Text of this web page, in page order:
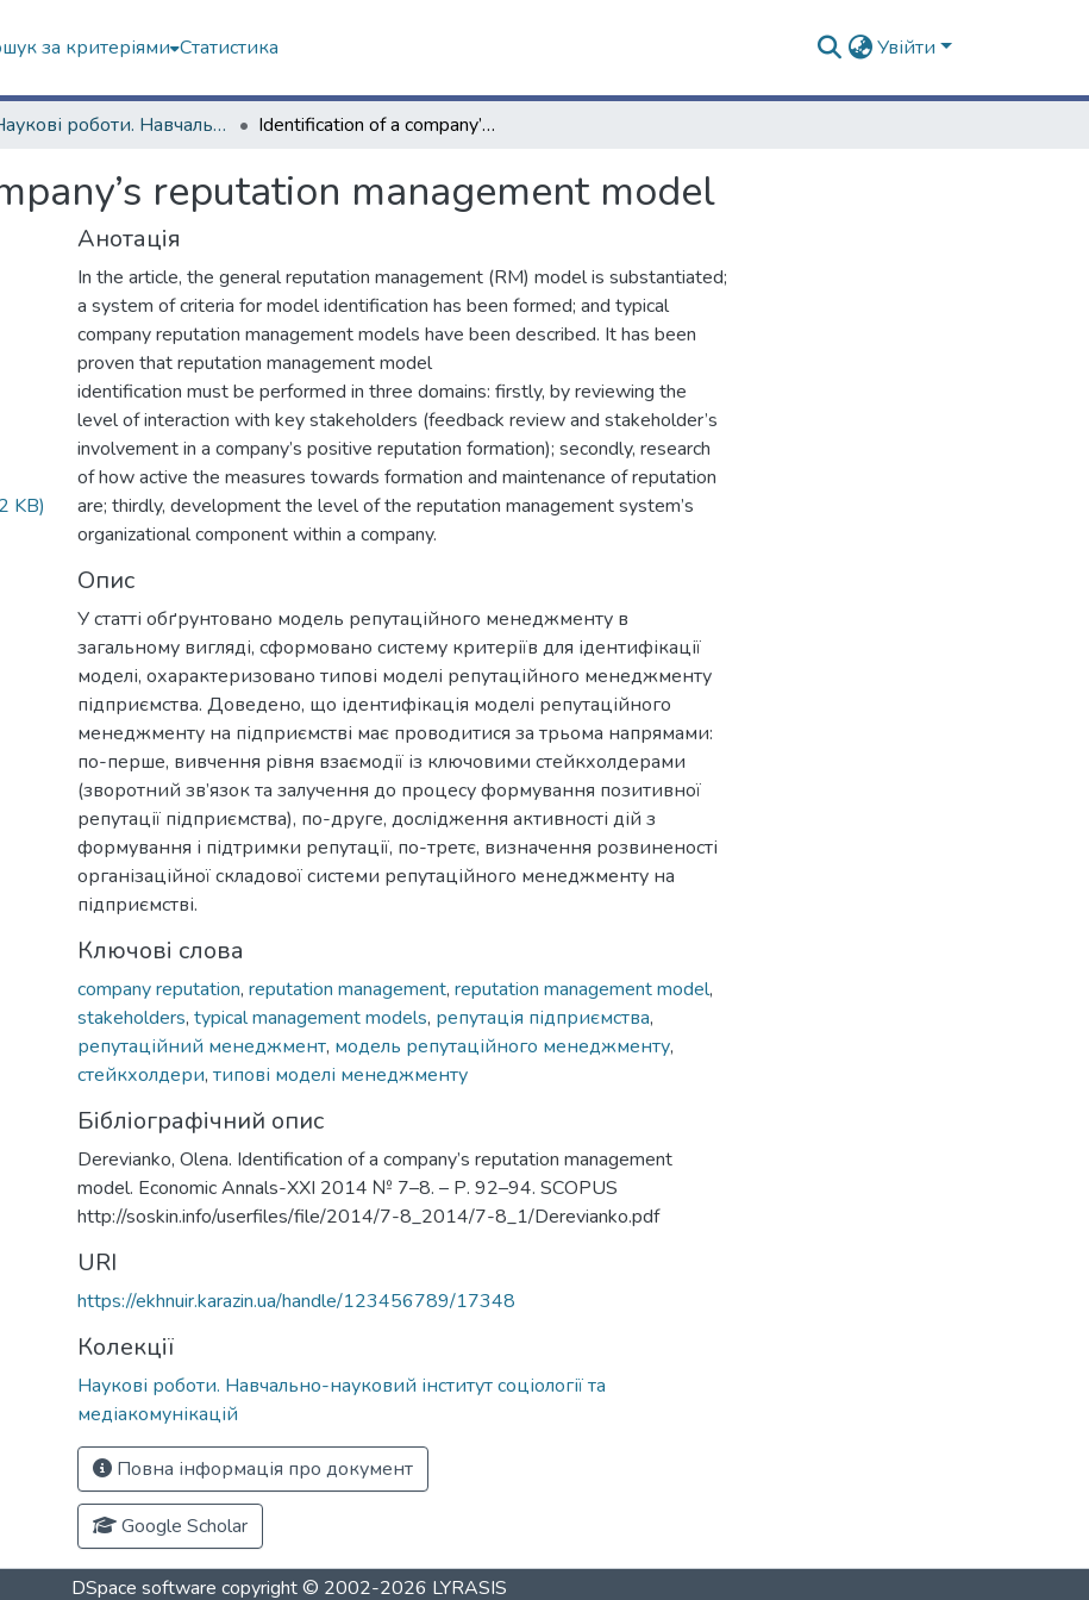
за критеріями Статистика Увійти
Наукові роботи. Навчально-науковий інститут соціології та медіакомунікацій Identification of a company’s reputation management model
reputation management model
KB)
Анотація
In the article, the general reputation management (RM) model is substantiated;
a system of criteria for model identification has been formed; and typical
company reputation management models have been described. It has been
proven that reputation management model
identification must be performed in three domains: firstly, by reviewing the
level of interaction with key stakeholders (feedback review and stakeholder’s
involvement in a company’s positive reputation formation); secondly, research
of how active the measures towards formation and maintenance of reputation
are; thirdly, development the level of the reputation management system’s
organizational component within a company.
Опис
У статті обґрунтовано модель репутаційного менеджменту в
загальному вигляді, сформовано систему критеріїв для ідентифікації
моделі, охарактеризовано типові моделі репутаційного менеджменту
підприємства. Доведено, що ідентифікація моделі репутаційного
менеджменту на підприємстві має проводитися за трьома напрямами:
по-перше, вивчення рівня взаємодії із ключовими стейкхолдерами
(зворотний зв’язок та залучення до процесу формування позитивної
репутації підприємства), по-друге, дослідження активності дій з
формування і підтримки репутації, по-третє, визначення розвиненості
організаційної складової системи репутаційного менеджменту на
підприємстві.
Ключові слова
company reputation, reputation management, reputation management model,
stakeholders, typical management models, репутація підприємства,
репутаційний менеджмент, модель репутаційного менеджменту,
стейкхолдери, типові моделі менеджменту
Бібліографічний опис
Derevianko, Olena. Identification of a company’s reputation management
model. Economic Annals-XXI 2014 № 7–8. – Р. 92–94. SCOPUS
http://soskin.info/userfiles/file/2014/7-8_2014/7-8_1/Derevianko.pdf
URI
https://ekhnuir.karazin.ua/handle/123456789/17348
Колекції
Наукові роботи. Навчально-науковий інститут соціології та
медіакомунікацій
Повна інформація про документ
Google Scholar
DSpace software copyright © 2002-2026 LYRASIS